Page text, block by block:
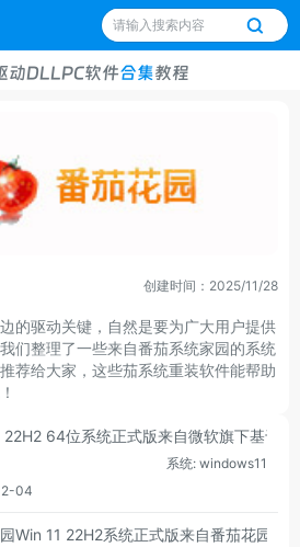
动DLLPC软件合集教程
创建时间：2025/11/28
的驱动关键，自然是要为广大用户提供
们整理了一些来自番茄系统家园的系统
荐给大家，这些茄系统重装软件能帮助
22H2 64位系统正式版来自微软旗下基于
系统: windows11
04
Win 11 22H2系统正式版来自番茄花园